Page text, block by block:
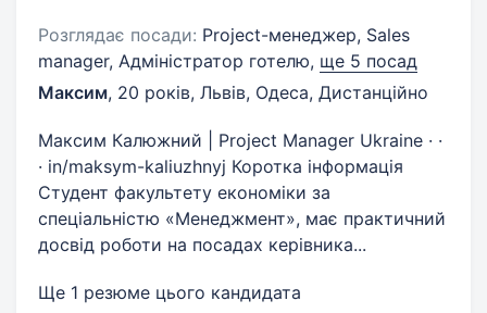
Розглядає посади: Project-менеджер, Sales
manager, Адміністратор готелю, ще 5 посад
Максим, 20 років, Львів, Одеса, Дистанційно
Максим Калюжний | Project Manager Ukraine · ·
· in/maksym-kaliuzhnyj Коротка інформація
Студент факультету економіки за
спеціальністю «Менеджмент», має практичний
досвід роботи на посадах керівника...
Ще 1 резюме цього кандидата